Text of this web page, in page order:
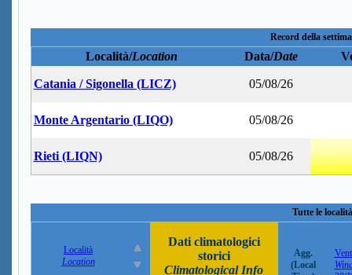
Record della
Località/Location Data/Date
Catania / Sigonella (LICZ) 05/08/26
Monte Argentario (LIQO) 05/08/26
Rieti (LIQN) 05/08/26
Tutte le
Località
Location
Dati climatologici
storici
Climatological Info
Agg.
(Local